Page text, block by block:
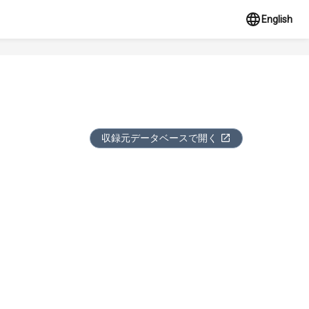
English
収録元データベースで開く